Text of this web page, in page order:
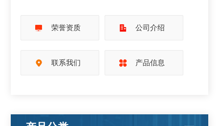
荣誉资质 公司介绍
联系我们 产品信息